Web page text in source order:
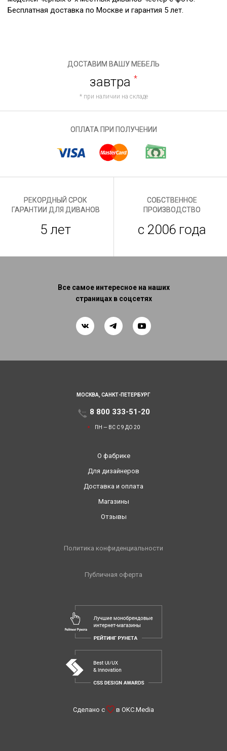
Бесплатная доставка по Москве и гарантия 5 лет.
ДОСТАВИМ ВАШУ МЕБЕЛЬ
завтра *
* при наличии на складе
ОПЛАТА ПРИ ПОЛУЧЕНИИ
РЕКОРДНЫЙ СРОК
ГАРАНТИИ ДЛЯ ДИВАНОВ
5 лет
СОБСТВЕННОЕ
ПРОИЗВОДСТВО
с 2006 года
Все самое интересное на наших
страницах в соцсетях
МОСКВА, САНКТ-ПЕТЕРБУРГ
8 800 333-51-20
ПН — ВС С 9 ДО 20
О фабрике
Для дизайнеров
Доставка и оплата
Магазины
Отзывы
Политика конфиденциальности
Публичная оферта
Сделано с в OKC.Media